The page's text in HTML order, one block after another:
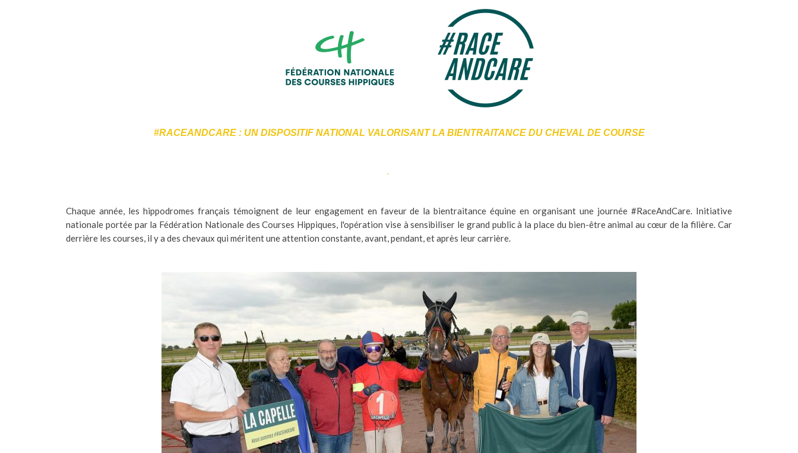
#RACEANDCARE : UN DISPOSITIF NATIONAL VALORISANT LA BIENTRAITANCE DU CHEVAL DE COURSE
.
Chaque année, les hippodromes français témoignent de leur engagement en faveur de la bientraitance équine en organisant une journée #RaceAndCare. Initiative
nationale portée par la Fédération Nationale des Courses Hippiques, l'opération vise à sensibiliser le grand public à la place du bien-être animal au cœur de la filière. Car
derrière les courses, il y a des chevaux qui méritent une attention constante, avant, pendant, et après leur carrière.